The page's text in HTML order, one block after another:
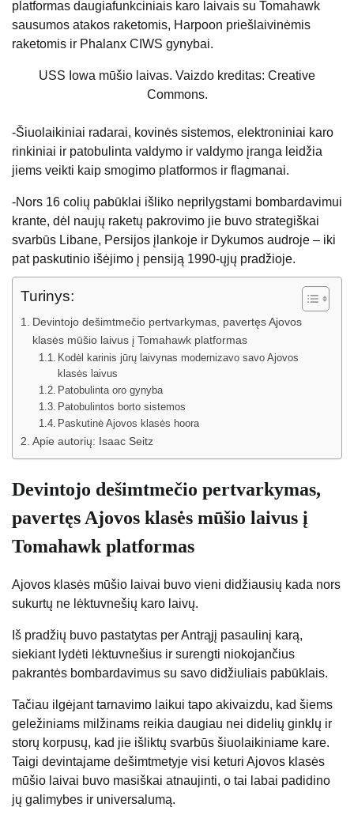
platformas daugiafunkciniais karo laivais su Tomahawk
sausumos atakos raketomis, Harpoon priešlaivinėmis
raketomis ir Phalanx CIWS gynybai.
USS Iowa mūšio laivas. Vaizdo kreditas: Creative
Commons.
-Šiuolaikiniai radarai, kovinės sistemos, elektroniniai karo
rinkiniai ir patobulinta valdymo ir valdymo įranga leidžia
jiems veikti kaip smogimo platformos ir flagmanai.
-Nors 16 colių pabūklai išliko neprilygstami bombardavimui
krante, dėl naujų raketų pakrovimo jie buvo strategiškai
svarbūs Libane, Persijos įlankoje ir Dykumos audroje – iki
pat paskutinio išėjimo į pensiją 1990-ųjų pradžioje.
Turinys:
Devintojo dešimtmečio pertvarkymas, pavertęs Ajovos
klasės mūšio laivus į Tomahawk platformas
Kodėl karinis jūrų laivynas modernizavo savo Ajovos
klasės laivus
Patobulinta oro gynyba
Patobulintos borto sistemos
Paskutinė Ajovos klasės hoora
Apie autorių: Isaac Seitz
Devintojo dešimtmečio pertvarkymas,
pavertęs Ajovos klasės mūšio laivus į
Tomahawk platformas
Ajovos klasės mūšio laivai buvo vieni didžiausių kada nors
sukurtų ne lėktuvnešių karo laivų.
Iš pradžių buvo pastatytas per Antrąjį pasaulinį karą,
siekiant lydėti lėktuvnešius ir surengti niokojančius
pakrantės bombardavimus su savo didžiuliais pabūklais.
Tačiau ilgėjant tarnavimo laikui tapo akivaizdu, kad šiems
geležiniams milžinams reikia daugiau nei didelių ginklų ir
storų korpusų, kad jie išliktų svarbūs šiuolaikiniame kare.
Taigi devintajame dešimtmetyje visi keturi Ajovos klasės
mūšio laivai buvo masiškai atnaujinti, o tai labai padidino
jų galimybes ir universalumą.